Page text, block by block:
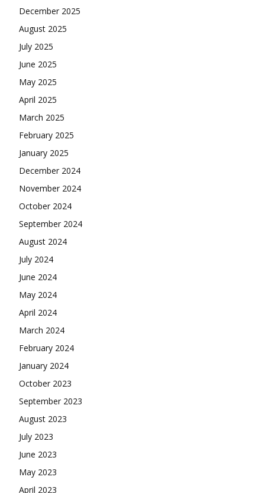
December 2025
August 2025
July 2025
June 2025
May 2025
April 2025
March 2025
February 2025
January 2025
December 2024
November 2024
October 2024
September 2024
August 2024
July 2024
June 2024
May 2024
April 2024
March 2024
February 2024
January 2024
October 2023
September 2023
August 2023
July 2023
June 2023
May 2023
April 2023